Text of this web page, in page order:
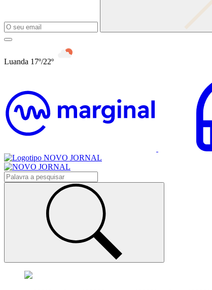
Luanda 17º/22º